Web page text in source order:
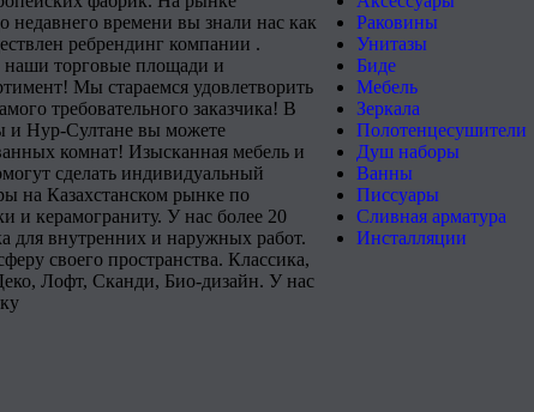
недавнего времени вы знали нас как
ребрендинг компании .
наши торговые площади и
Мы стараемся удовлетворить
требовательного заказчика! В
и Нур-Султане вы можете
комнат! Изысканная мебель и
сделать индивидуальный
на Казахстанском рынке по
и керамограниту. У нас более 20
внутренних и наружных работ.
своего пространства. Классика,
Лофт, Сканди, Био-дизайн. У нас
Раковины
Унитазы
Биде
Мебель
Зеркала
Полотенцесушители
Душ наборы
Ванны
Писсуары
Сливная арматура
Инсталляции